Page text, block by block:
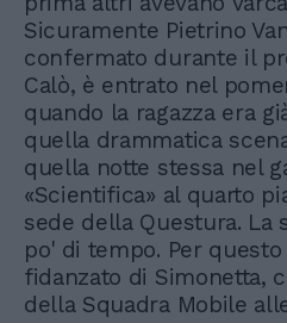
Sicuramente Pietrino
confermato durante il
Calò, è entrato nel
quando la ragazza era
quella drammatica
quella notte stessa nel
«Scientifica» al quarto
sede della Questura. La
po' di tempo. Per
fidanzato di Simonetta,
della Squadra Mobile